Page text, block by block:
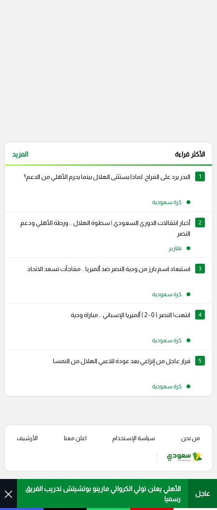
الأكثر قراءة المزيد
1 البدر يرد على الفراج: لماذا يستثنى الهلال بينما يحرم الأهلي من الدعم؟
كرة سعودية
2
أخبار انتقالات الدوري السعودي | سطوة الهلال .. ورطة الأهلي ودعم
النصر
تقارير
3 استبعاد اسم بارز من ودية النصر ضد ألميريا .. مفاجآت تسعد الاتحاد
كرة سعودية
4 انتهت| النصر ( 0 - 2 ) ألميريا الإسباني .. مباراة ودية
كرة سعودية
5 قرار عاجل من إنزاغي بعد عودة للاعبي الهلال من النمسا
كرة سعودية
عاجل
الأهلي يعلن تولي الكرواتي مارينو بوتشيتش تدريب الفريق
رسميا
من نحن سياسة الإستخدام اعلن معنا الأرشيف